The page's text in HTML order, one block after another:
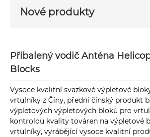
Nové produkty
Přibalený vodič Anténa
Blocks
Vysoce kvalitní svazkové výpletové
vrtulníky z Číny, přední čínský produkt
výpletových výpletových bloků pro
kontrolou kvality továren na výpletové
vrtulníky, vyrábějící vysoce kvalitní